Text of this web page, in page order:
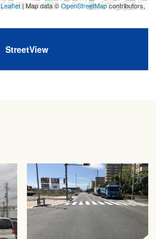
Leaflet| Map data ©OpenStreetMapcontributors,
StreetView